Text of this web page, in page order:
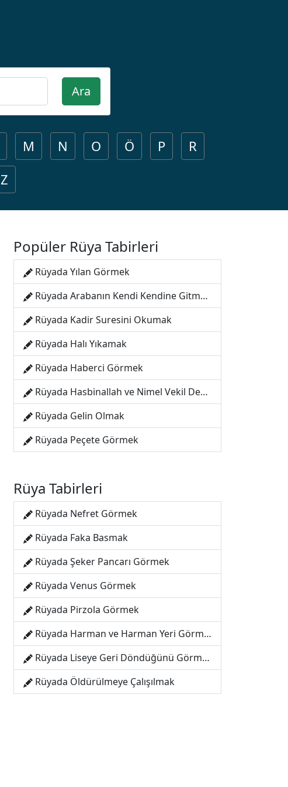
Ara
M N O Ö P
R
Z
Popüler Rüya Tabirleri
Rüyada Yılan Görmek
Rüyada Arabanın Kendi Kendine Gitmesi
Rüyada Kadir Suresini Okumak
Rüyada Halı Yıkamak
Rüyada Haberci Görmek
Rüyada Hasbinallah ve Nimel Vekil Demek
Rüyada Gelin Olmak
Rüyada Peçete Görmek
Rüya Tabirleri
Rüyada Nefret Görmek
Rüyada Faka Basmak
Rüyada Şeker Pancarı Görmek
Rüyada Venus Görmek
Rüyada Pirzola Görmek
Rüyada Harman ve Harman Yeri Görmek
Rüyada Liseye Geri Döndüğünü Görmek
Rüyada Öldürülmeye Çalışılmak